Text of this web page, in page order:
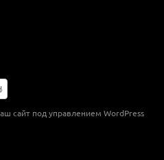
сайт под управлением WordPress